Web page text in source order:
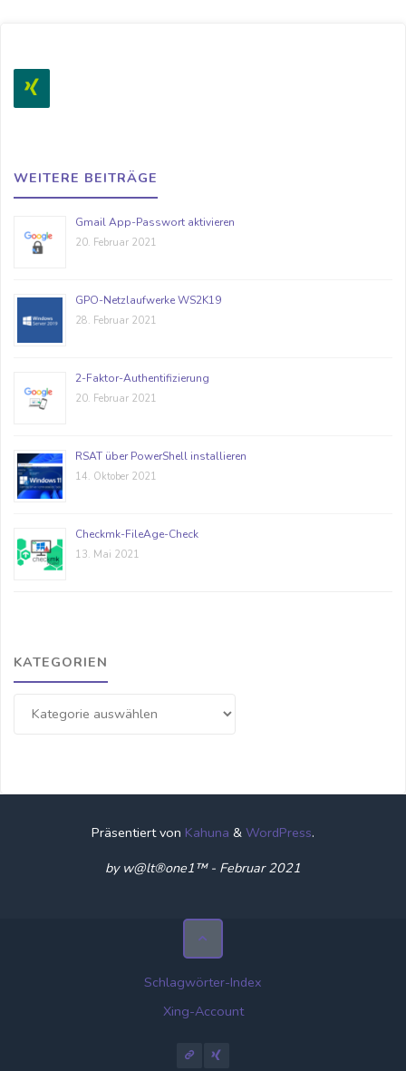
WEITERE BEITRÄGE
Gmail App-Passwort aktivieren
20. Februar 2021
GPO-Netzlaufwerke WS2K19
28. Februar 2021
2-Faktor-Authentifizierung
20. Februar 2021
RSAT über PowerShell installieren
14. Oktober 2021
Checkmk-FileAge-Check
13. Mai 2021
KATEGORIEN
Präsentiert von Kahuna & WordPress.
by w@lt®one1™ - Februar 2021
Schlagwörter-Index
Xing-Account